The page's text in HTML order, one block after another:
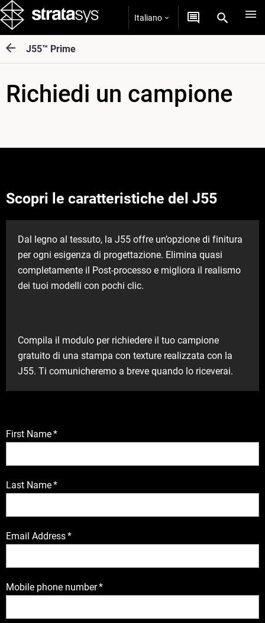
Italiano
J55™ Prime
Richiedi un campione
Scopri le caratteristiche del J55
Dal legno al tessuto, la J55 offre un’opzione di finitura
per ogni esigenza di progettazione. Elimina quasi
completamente il Post-processo e migliora il realismo
dei tuoi modelli con pochi clic.
Compila il modulo per richiedere il tuo campione
gratuito di una stampa con texture realizzata con la
J55. Ti comunicheremo a breve quando lo riceverai.
First Name*
Last Name*
Email Address*
Mobile phone number*